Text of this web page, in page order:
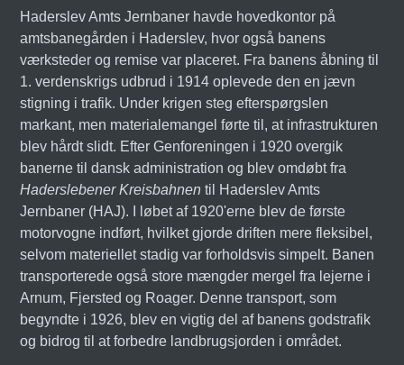
Haderslev Amts Jernbaner havde hovedkontor på
amtsbanegården i Haderslev, hvor også banens
værksteder og remise var placeret. Fra banens åbning til
1. verdenskrigs udbrud i 1914 oplevede den en jævn
stigning i trafik. Under krigen steg efterspørgslen
markant, men materialemangel førte til, at infrastrukturen
blev hårdt slidt. Efter Genforeningen i 1920 overgik
banerne til dansk administration og blev omdøbt fra
Haderslebener Kreisbahnen til Haderslev Amts
Jernbaner (HAJ). I løbet af 1920'erne blev de første
motorvogne indført, hvilket gjorde driften mere fleksibel,
selvom materiellet stadig var forholdsvis simpelt. Banen
transporterede også store mængder mergel fra lejerne i
Arnum, Fjersted og Roager. Denne transport, som
begyndte i 1926, blev en vigtig del af banens godstrafik
og bidrog til at forbedre landbrugsjorden i området.